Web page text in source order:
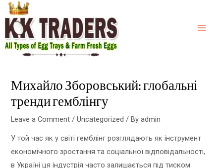
hack forum
Skip
to
content
Михайло Зборовський: глобальні
тренди гемблінгу
Leave a Comment /Uncategorized / Byadmin
У той час як у світі гемблінг розглядають як інструмент
економічного зростання та соціальної відповідальності,
в Україні ця індустрія часто залишається під тиском